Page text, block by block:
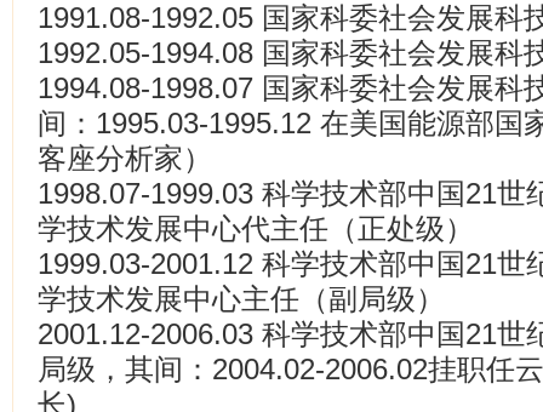
1991.08-1992.05 国家科委社会发展科
1992.05-1994.08 国家科委社会发展科
1994.08-1998.07 国家科委社会发展科
间：1995.03-1995.12 在美国能源部国
客座分析家）
1998.07-1999.03 科学技术部中国21世
学技术发展中心代主任（正处级）
1999.03-2001.12 科学技术部中国21世
学技术发展中心主任（副局级）
2001.12-2006.03 科学技术部中国21世
局级，其间：2004.02-2006.02挂职任
长)